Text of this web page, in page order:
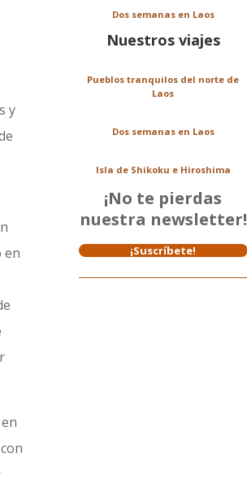
y
en
Dos semanas en Laos
Nuestros viajes
Pueblos tranquilos del norte de
Laos
Dos semanas en Laos
Isla de Shikoku e Hiroshima
¡No te pierdas
nuestra newsletter!
¡Suscríbete!